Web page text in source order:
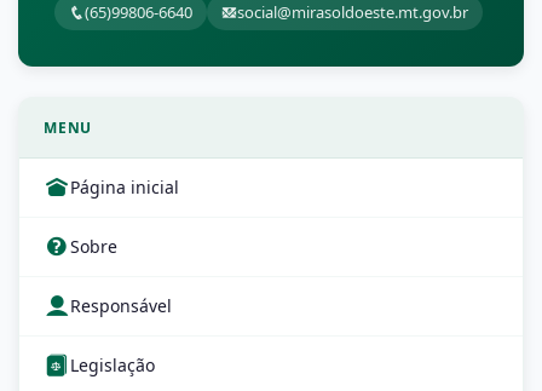
(65)99806-6640 social@mirasoldoeste.mt.gov.br
MENU
Página inicial
Sobre
Responsável
Legislação